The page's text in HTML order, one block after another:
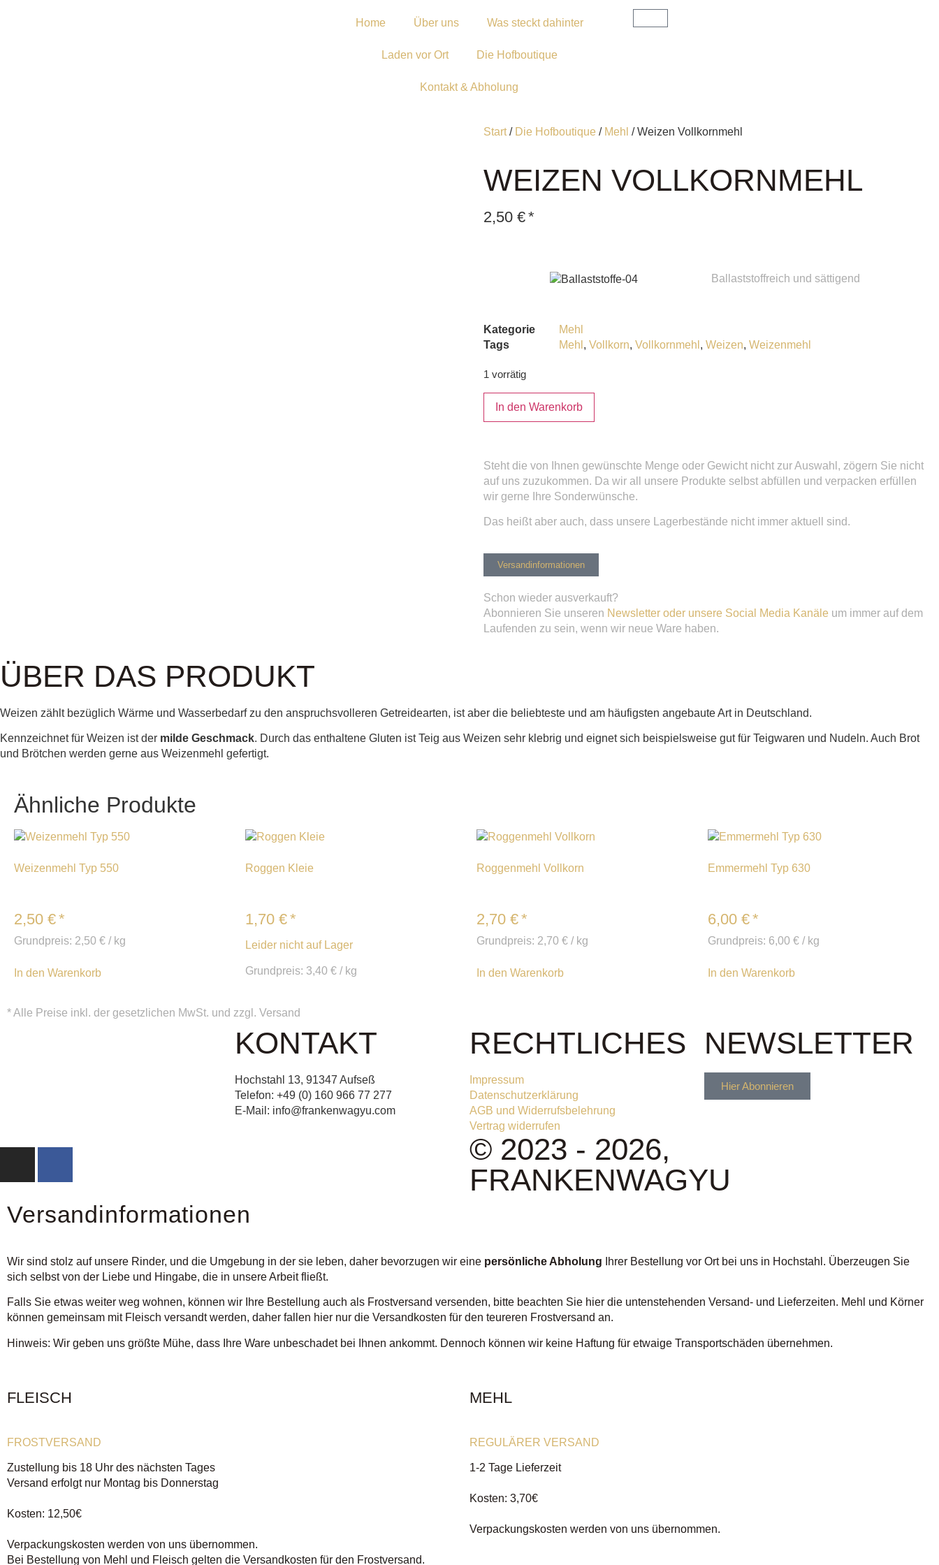
Home Über uns Was steckt dahinter
Laden vor Ort Die Hofboutique
Kontakt & Abholung
Start/ Die Hofboutique / Mehl / Weizen Vollkornmehl
WEIZEN VOLLKORNMEHL
2,50 €*
Ballaststoffreich und sättigend
Kategorie
Mehl
Tags
Mehl , Vollkorn, Vollkornmehl , Weizen, Weizenmehl
1 vorrätig
In den Warenkorb
Steht die von Ihnen gewünschte Menge oder Gewicht nicht zur Auswahl, zögern Sie nicht
auf uns zuzukommen. Da wir all unsere Produkte selbst abfüllen und verpacken erfüllen
wir gerne Ihre Sonderwünsche.
Das heißt aber auch, dass unsere Lagerbestände nicht immer aktuell sind.
Versandinformationen
Schon wieder ausverkauft?
Abonnieren Sie unseren Newsletter oder unsere Social Media Kanäle um immer auf dem
Laufenden zu sein, wenn wir neue Ware haben.
ÜBER DAS PRODUKT
Weizen zählt bezüglich Wärme und Wasserbedarf zu den anspruchsvolleren Getreidearten, ist aber die beliebteste und am häufigsten angebaute Art in Deutschland.
Kennzeichnet für Weizen ist der milde Geschmack. Durch das enthaltene Gluten ist Teig aus Weizen sehr klebrig und eignet sich beispielsweise gut für Teigwaren und Nudeln. Auch Brot
und Brötchen werden gerne aus Weizenmehl gefertigt.
Ähnliche Produkte
Weizenmehl Typ 550
2,50 €*
Grundpreis: 2,50 € / kg
In den Warenkorb
Roggen Kleie
1,70 €*
Leider nicht auf Lager
Grundpreis: 3,40 € / kg
Roggenmehl Vollkorn
2,70 €*
Grundpreis: 2,70 € / kg
In den Warenkorb
Emmermehl Typ 630
6,00 €*
Grundpreis: 6,00 € / kg
In den Warenkorb
* Alle Preise inkl. der gesetzlichen MwSt. und zzgl. Versand
KONTAKT
Hochstahl 13, 91347 Aufseß
Telefon: +49 (0) 160 966 77 277
E-Mail: info@frankenwagyu.com
RECHTLICHES
Impressum
Datenschutzerklärung
AGB und Widerrufsbelehrung
Vertrag widerrufen
NEWSLETTER
Hier Abonnieren
© 2023 - 2026,
FRANKENWAGYU
Versandinformationen
Wir sind stolz auf unsere Rinder, und die Umgebung in der sie leben, daher bevorzugen wir eine persönliche Abholung Ihrer Bestellung vor Ort bei uns in Hochstahl. Überzeugen Sie
sich selbst von der Liebe und Hingabe, die in unsere Arbeit fließt.
Falls Sie etwas weiter weg wohnen, können wir Ihre Bestellung auch als Frostversand versenden, bitte beachten Sie hier die untenstehenden Versand- und Lieferzeiten. Mehl und Körner
können gemeinsam mit Fleisch versandt werden, daher fallen hier nur die Versandkosten für den teureren Frostversand an.
Hinweis: Wir geben uns größte Mühe, dass Ihre Ware unbeschadet bei Ihnen ankommt. Dennoch können wir keine Haftung für etwaige Transportschäden übernehmen.
FLEISCH MEHL
FROSTVERSAND
Zustellung bis 18 Uhr des nächsten Tages
Versand erfolgt nur Montag bis Donnerstag
Kosten: 12,50€
Verpackungskosten werden von uns übernommen.
Bei Bestellung von Mehl und Fleisch gelten die Versandkosten für den Frostversand.
REGULÄRER VERSAND
1-2 Tage Lieferzeit
Kosten: 3,70€
Verpackungskosten werden von uns übernommen.